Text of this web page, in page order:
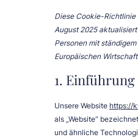
Diese Cookie-Richtlinie
August 2025
Personen mit ständigem
Europäischen
1. Einführung
Unsere Website https://
als „Website“
und ähnliche